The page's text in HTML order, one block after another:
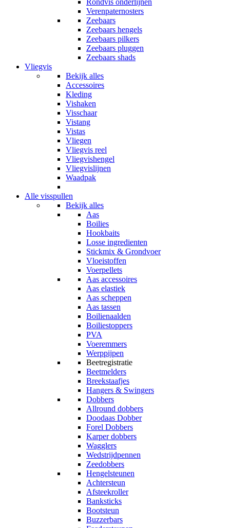
Rondvis onderlijnen
Verenpaternosters
Zeebaars
Zeebaars hengels
Zeebaars pilkers
Zeebaars pluggen
Zeebaars shads
Vliegvis
Bekijk alles
Accessoires
Kleding
Vishaken
Visschaar
Vistang
Vistas
Vliegen
Vliegvis reel
Vliegvishengel
Vliegvislijnen
Waadpak
Alle visspullen
Bekijk alles
Aas
Boilies
Hookbaits
Losse ingredienten
Stickmix & Grondvoer
Vloeistoffen
Voerpellets
Aas accessoires
Aas elastiek
Aas scheppen
Aas tassen
Boilienaalden
Boiliestoppers
PVA
Voeremmers
Werppijpen
Beetregistratie
Beetmelders
Breekstaafjes
Hangers & Swingers
Dobbers
Allround dobbers
Doodaas Dobber
Forel Dobbers
Karper dobbers
Wagglers
Wedstrijdpennen
Zeedobbers
Hengelsteunen
Achtersteun
Afsteekroller
Banksticks
Bootsteun
Buzzerbars